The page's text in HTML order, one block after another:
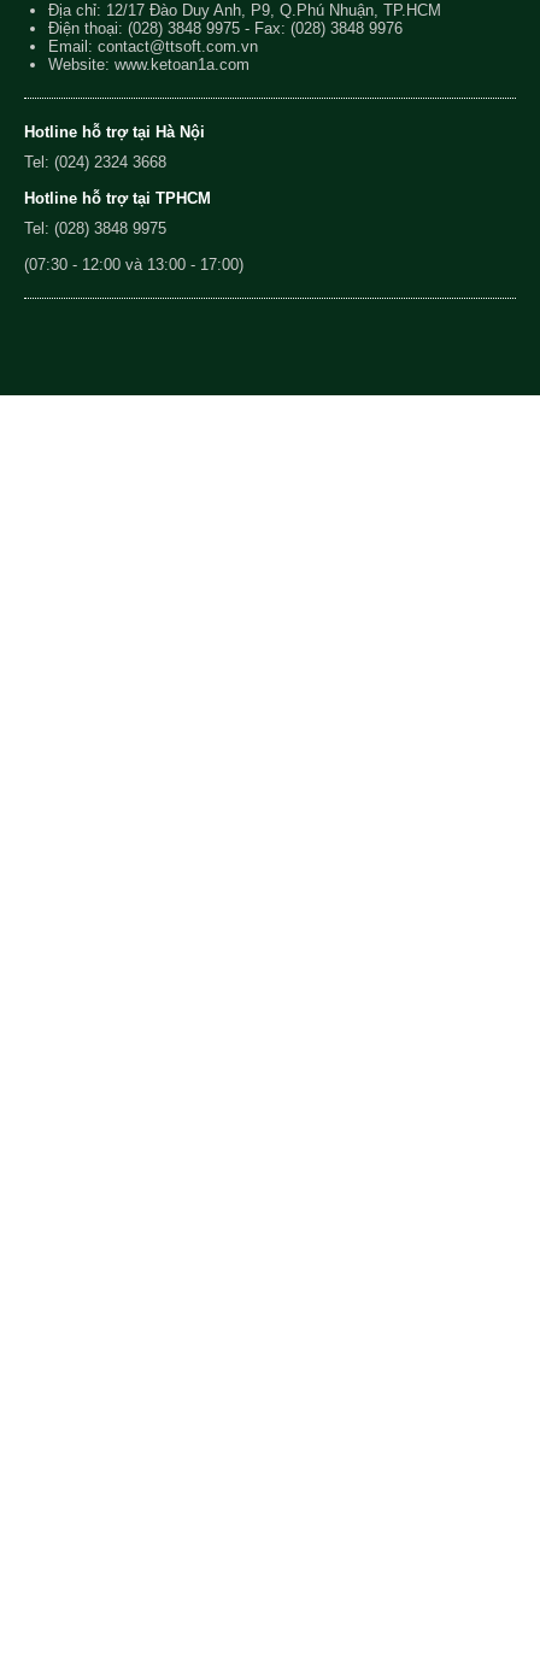
Địa chỉ: 12/17 Đào Duy Anh, P9, Q.Phú Nhuận, TP.HCM
Điện thoại: (028) 3848 9975 - Fax: (028) 3848 9976
Email: contact@ttsoft.com.vn
Website: www.ketoan1a.com
Hotline hỗ trợ tại Hà Nội
Tel: (024) 2324 3668
Hotline hỗ trợ tại TPHCM
Tel: (028) 3848 9975
(07:30 - 12:00 và 13:00 - 17:00)